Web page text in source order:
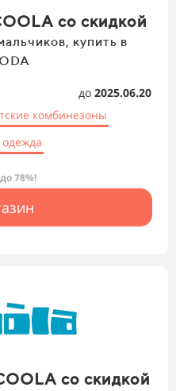
со скидкой
купить в
до 2025.06.20
комбинезоны
одежда
78%!
со скидкой